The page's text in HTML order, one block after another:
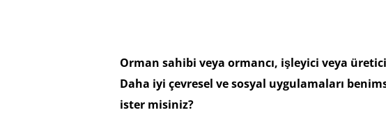
Orman sahibi veya ormancı, işleyici veya
Daha iyi çevresel ve sosyal uygulamaları
ister misiniz?